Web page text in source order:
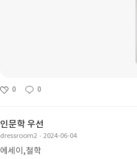
0 0
인문학 우선
dressroom2 2024-06-04
에세이,철학